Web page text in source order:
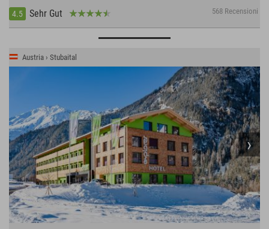
4.5
Sehr Gut 568 Recensioni
Austria › Stubaital